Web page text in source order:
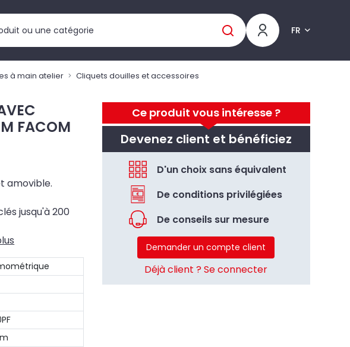
FR
à main atelier
Cliquets douilles et accessoires
Ce produit vous intéresse ?
Devenez client et bénéficiez
D'un choix sans équivalent
De conditions privilégiées
De conseils sur mesure
Demander un compte client
Déjà client ? Se connecter
FACOM
amovible.
jusqu'à 200